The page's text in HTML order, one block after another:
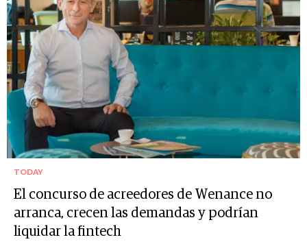
TODAY
El concurso de acreedores de Wenance no
arranca, crecen las demandas y podrían
liquidar la fintech